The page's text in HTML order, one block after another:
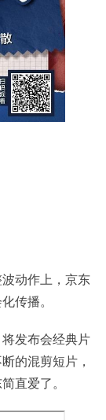
动作上，京东
传播。
发布会经典片
的混剪短片，
直爱了。